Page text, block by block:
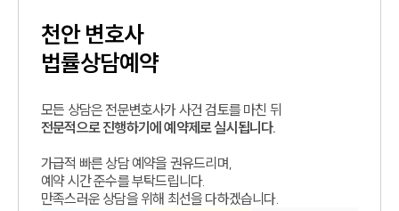
천안변호사
법률상담예약
모든 상담은 전문변호사가 사건 검토를 마친 뒤
전문적으로 진행하기에 예약제로 실시됩니다.
가급적 빠른 상담 예약을 권유드리며,
예약 시간 준수를 부탁드립니다.
만족스러운 상담을 위해 최선을 다하겠습니다.